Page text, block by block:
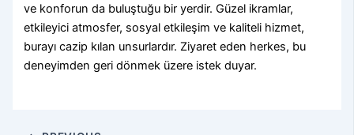
ve konforun da buluştuğu bir yerdir. Güzel ikramlar,
etkileyici atmosfer, sosyal etkileşim ve kaliteli hizmet,
burayı cazip kılan unsurlardır. Ziyaret eden herkes, bu
deneyimden geri dönmek üzere istek duyar.